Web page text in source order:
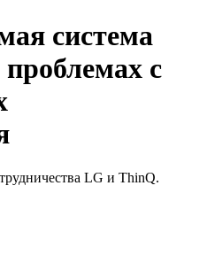
система
с
LG и ThinQ.